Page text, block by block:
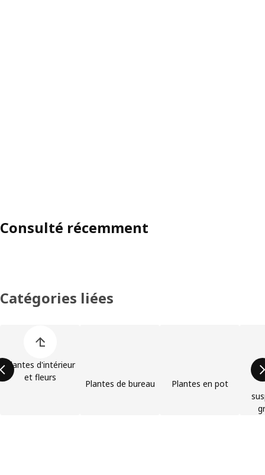
Consulté récemment
Catégories liées
Plantes d'intérieur
et fleurs
Plantes de bureau
Plantes en pot